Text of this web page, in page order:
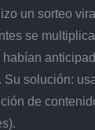
un sorteo
se
Su solución:
de